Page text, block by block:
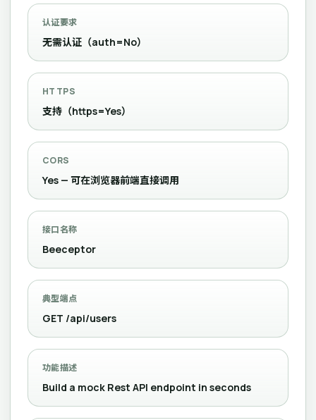
认证要求
无需认证（auth=No）
HTTPS
支持（https=Yes）
CORS
Yes — 可在浏览器前端直接调用
接口名称
Beeceptor
典型端点
GET /api/users
功能描述
Build a mock Rest API endpoint in seconds